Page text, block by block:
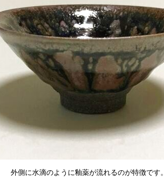
外側に水滴のように釉薬が流れるのが特徴です。